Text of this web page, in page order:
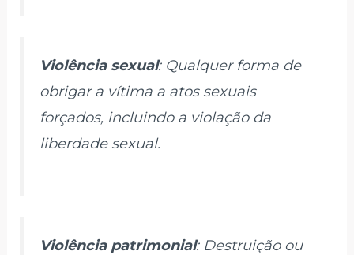
Violência sexual: Qualquer forma de
obrigar a vítima a atos sexuais
forçados, incluindo a violação da
liberdade sexual.
Violência patrimonial: Destruição ou